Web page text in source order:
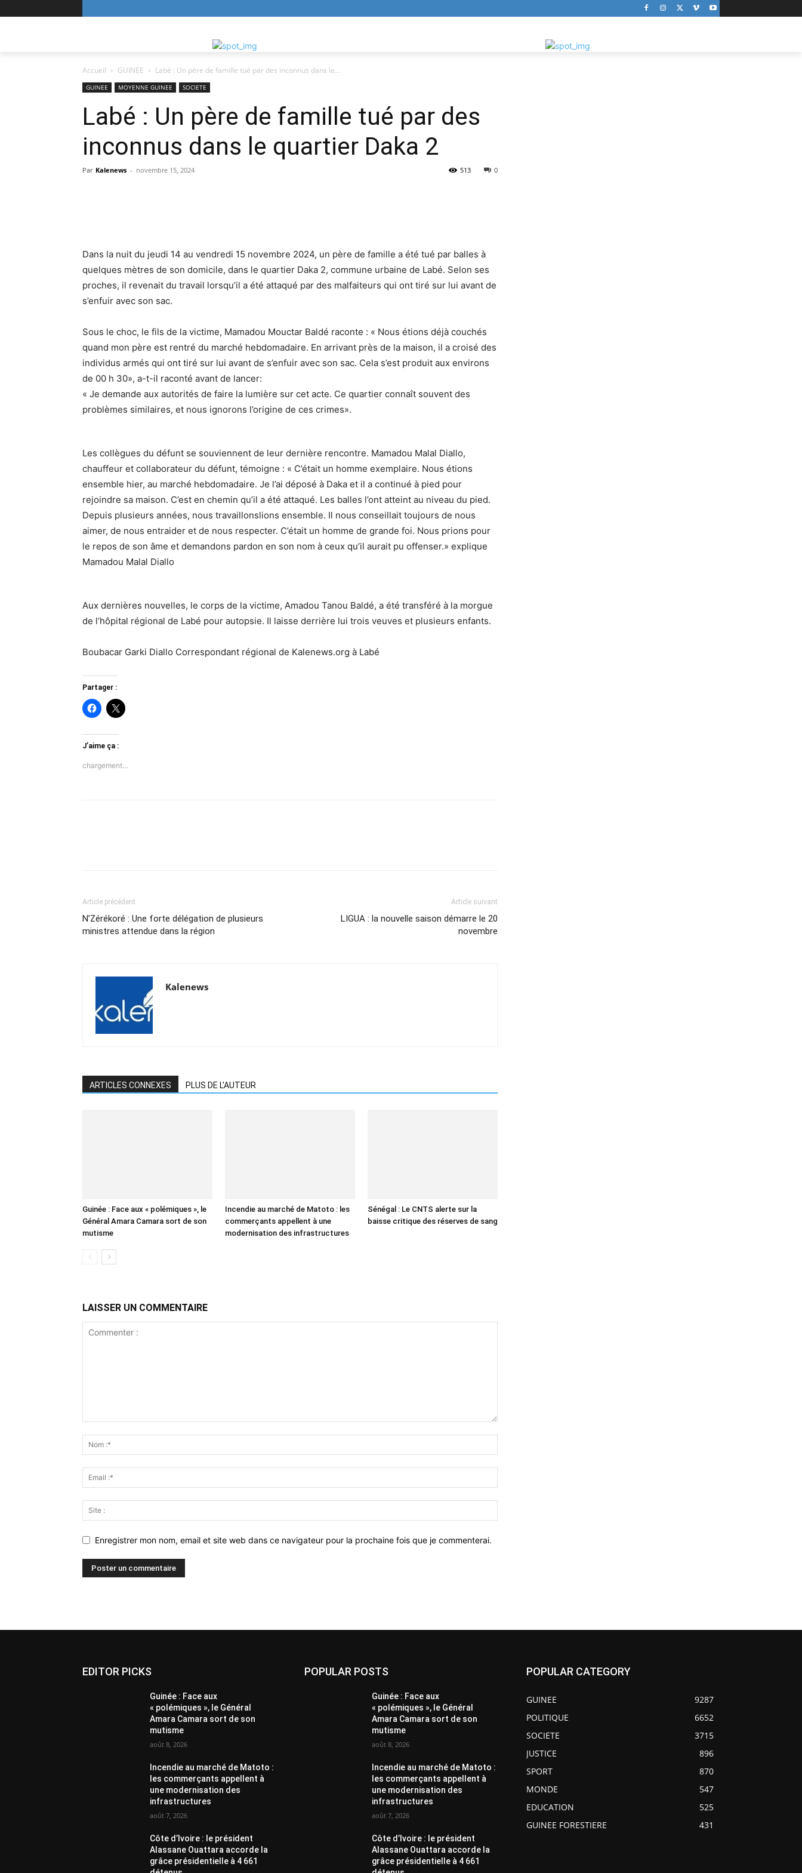
Accueil GUINEE Labé : Un père de famille tué par des inconnus dans le...
GUINEE MOYENNE GUINEE SOCIETE
Labé : Un père de famille tué par des
inconnus dans le quartier Daka 2
Par Kalenews - novembre 15, 2024 0
513
Dans la nuit du jeudi 14 au vendredi 15 novembre 2024, un père de famille a été tué par balles à
quelques mètres de son domicile, dans le quartier Daka 2, commune urbaine de Labé. Selon ses
proches, il revenait du travail lorsqu’il a été attaqué par des malfaiteurs qui ont tiré sur lui avant de
s’enfuir avec son sac.
Sous le choc, le fils de la victime, Mamadou Mouctar Baldé raconte : « Nous étions déjà couchés
quand mon père est rentré du marché hebdomadaire. En arrivant près de la maison, il a croisé des
individus armés qui ont tiré sur lui avant de s’enfuir avec son sac. Cela s’est produit aux environs
de 00 h 30», a-t-il raconté avant de lancer:
« Je demande aux autorités de faire la lumière sur cet acte. Ce quartier connaît souvent des
problèmes similaires, et nous ignorons l’origine de ces crimes».
Les collègues du défunt se souviennent de leur dernière rencontre. Mamadou Malal Diallo,
chauffeur et collaborateur du défunt, témoigne : « C’était un homme exemplaire. Nous étions
ensemble hier, au marché hebdomadaire. Je l’ai déposé à Daka et il a continué à pied pour
rejoindre sa maison. C’est en chemin qu’il a été attaqué. Les balles l’ont atteint au niveau du pied.
Depuis plusieurs années, nous travaillonslions ensemble. Il nous conseillait toujours de nous
aimer, de nous entraider et de nous respecter. C’était un homme de grande foi. Nous prions pour
le repos de son âme et demandons pardon en son nom à ceux qu’il aurait pu offenser.» explique
Mamadou Malal Diallo
Aux dernières nouvelles, le corps de la victime, Amadou Tanou Baldé, a été transféré à la morgue
de l’hôpital régional de Labé pour autopsie. Il laisse derrière lui trois veuves et plusieurs enfants.
Boubacar Garki Diallo Correspondant régional de Kalenews.org à Labé
Partager :
J’aime ça :
chargement…
Article précédent
N’Zérékoré : Une forte délégation de plusieurs
ministres attendue dans la région
Article suivant
LIGUA : la nouvelle saison démarre le 20
novembre
Kalenews
ARTICLES CONNEXES PLUS DE L'AUTEUR
Guinée : Face aux « polémiques », le
Général Amara Camara sort de son
mutisme
Incendie au marché de Matoto : les
commerçants appellent à une
modernisation des infrastructures
Sénégal : Le CNTS alerte sur la
baisse critique des réserves de sang
LAISSER UN COMMENTAIRE
Enregistrer mon nom, email et site web dans ce navigateur pour la prochaine fois que je commenterai.
EDITOR PICKS
Guinée : Face aux
« polémiques », le Général
Amara Camara sort de son
mutisme
août 8, 2026
Incendie au marché de Matoto :
les commerçants appellent à
une modernisation des
infrastructures
août 7, 2026
Côte d’Ivoire : le président
Alassane Ouattara accorde la
grâce présidentielle à 4 661
POPULAR POSTS
Guinée : Face aux
« polémiques », le Général
Amara Camara sort de son
mutisme
août 8, 2026
Incendie au marché de Matoto :
les commerçants appellent à
une modernisation des
infrastructures
août 7, 2026
Côte d’Ivoire : le président
Alassane Ouattara accorde la
grâce présidentielle à 4 661
POPULAR CATEGORY
GUINEE
9287
POLITIQUE
6652
SOCIETE
3715
JUSTICE
896
SPORT
870
MONDE
547
EDUCATION
525
GUINEE FORESTIERE
431